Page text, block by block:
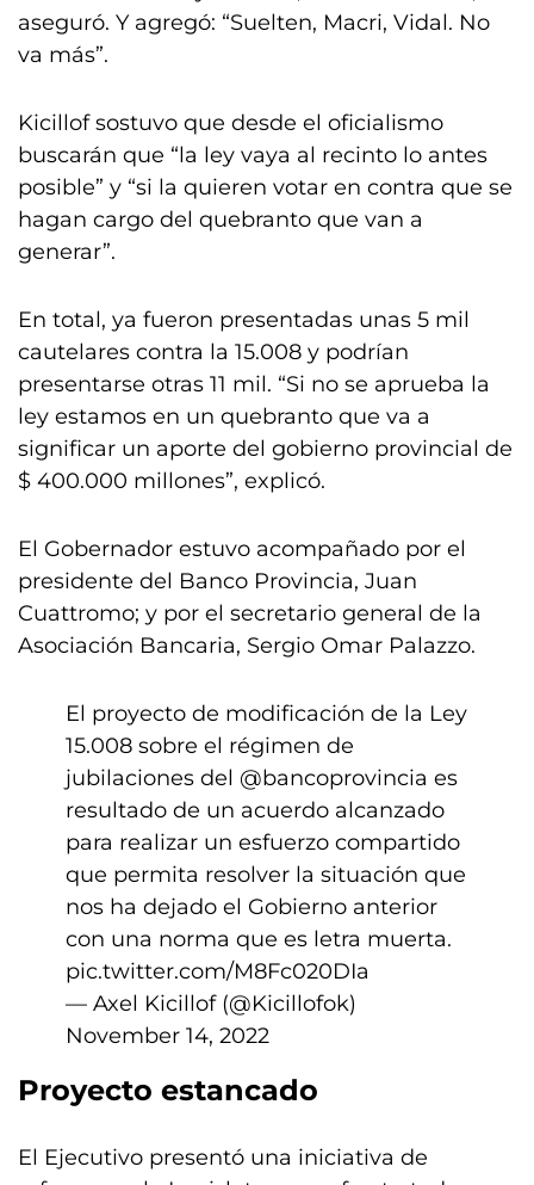
aseguró. Y agregó: “Suelten, Macri, Vidal. No
va más”.
Kicillof sostuvo que desde el oficialismo
buscarán que “la ley vaya al recinto lo antes
posible” y “si la quieren votar en contra que se
hagan cargo del quebranto que van a
generar”.
En total, ya fueron presentadas unas 5 mil
cautelares contra la 15.008 y podrían
presentarse otras 11 mil. “Si no se aprueba la
ley estamos en un quebranto que va a
significar un aporte del gobierno provincial de
$ 400.000 millones”, explicó.
El Gobernador estuvo acompañado por el
presidente del Banco Provincia, Juan
Cuattromo; y por el secretario general de la
Asociación Bancaria, Sergio Omar Palazzo.
El proyecto de modificación de la Ley
15.008 sobre el régimen de
jubilaciones del @bancoprovincia es
resultado de un acuerdo alcanzado
para realizar un esfuerzo compartido
que permita resolver la situación que
nos ha dejado el Gobierno anterior
con una norma que es letra muerta.
pic.twitter.com/M8Fc020DIa
— Axel Kicillof (@Kicillofok)
November 14, 2022
Proyecto estancado
El Ejecutivo presentó una iniciativa de